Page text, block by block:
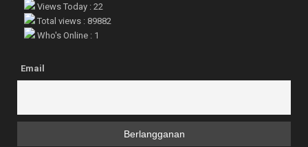
Views Today : 22
Total views : 89882
Who's Online : 1
Email